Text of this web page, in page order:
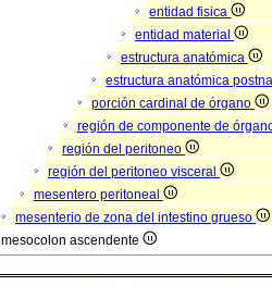
entidad fisica
entidad material
estructura anatómica
estructura anatómica
porción cardinal de órgano
región de componente de
región del peritoneo
región del peritoneo visceral
mesentero peritoneal
mesenterio de zona del intestino grueso
mesocolon ascendente